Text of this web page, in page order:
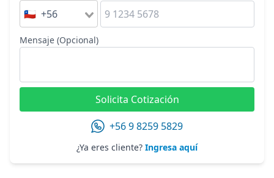
🇨🇱 +56
Mensaje (Opcional)
Solicita Cotización
+56 9 8259 5829
¿Ya eres cliente? Ingresa aquí